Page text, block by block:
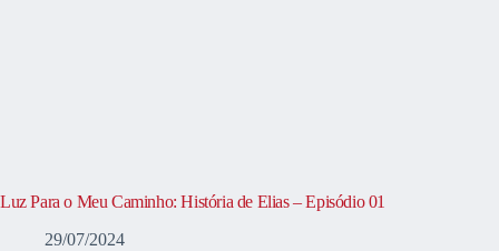
Luz Para o Meu Caminho: História de Elias – Episódio 01
29/07/2024